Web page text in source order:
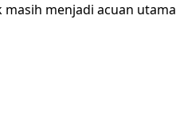
menjadi acuan utama